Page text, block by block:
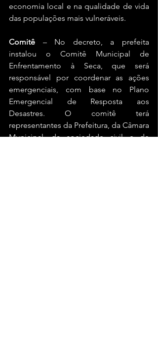
economia local e na qualidade de vida
das populações mais vulneráveis.
Comitê – No decreto, a prefeita
instalou o Comitê Municipal de
Enfrentamento à Seca, que será
responsável por coordenar as ações
emergenciais, com base no Plano
Emergencial de Resposta aos
Desastres. O comitê terá
representantes da Prefeitura, da Câmara
Municipal, da sociedade civil e de